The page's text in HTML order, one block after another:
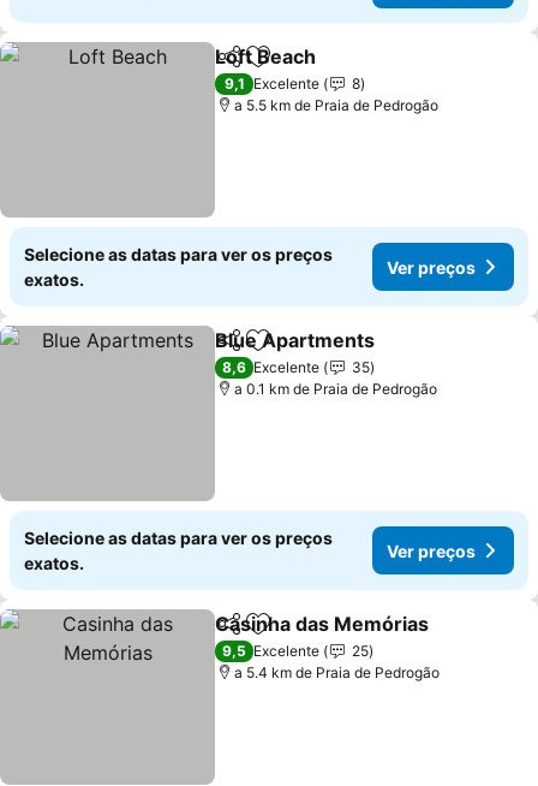
PartilharAdicionar aos favoritos
Loft Beach
9,1 Excelente
8
a 5.5 km de Praia de Pedrogão
Selecione as datas para ver os preços
exatos.
Ver preços
PartilharAdicionar aos favoritos
Blue Apartments
8,6 Excelente
35
a 0.1 km de Praia de Pedrogão
Selecione as datas para ver os preços
exatos.
Ver preços
PartilharAdicionar aos favoritos
Casinha das Memórias
9,5 Excelente
25
a 5.4 km de Praia de Pedrogão